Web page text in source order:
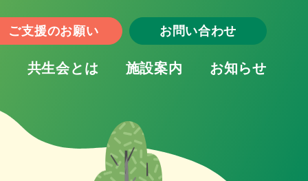
ご支援のお願い お問い合わせ
共生会とは 施設案内 お知らせ